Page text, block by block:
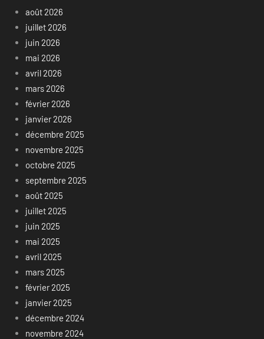
août 2026
juillet 2026
juin 2026
mai 2026
avril 2026
mars 2026
février 2026
janvier 2026
décembre 2025
novembre 2025
octobre 2025
septembre 2025
août 2025
juillet 2025
juin 2025
mai 2025
avril 2025
mars 2025
février 2025
janvier 2025
décembre 2024
novembre 2024